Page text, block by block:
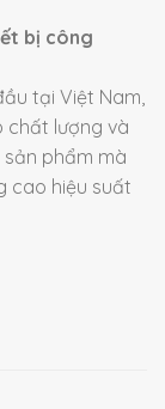
bị công
tại Việt Nam,
chất lượng và
phẩm mà
cao hiệu suất